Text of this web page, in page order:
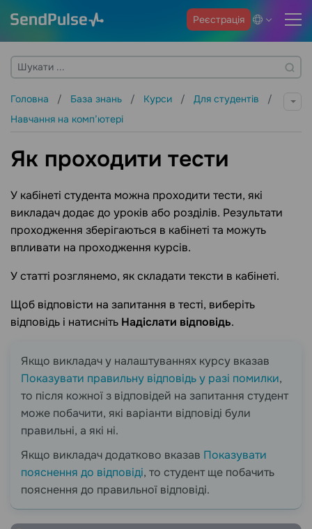
Реєстрація
Головна База знань Курси
Для студентів
Навчання на комп’ютері
Як проходити тести
У кабінеті студента можна проходити тести, які
викладач додає до уроків або розділів. Результати
проходження зберігаються в кабінеті та можуть
впливати на проходження курсів.
У статті розглянемо, як складати тексти в кабінеті.
Щоб відповісти на запитання в тесті, виберіть
відповідь і натисніть Надіслати відповідь.
Якщо викладач у налаштуваннях курсу вказав
Показувати правильну відповідь у разі помилки,
то після кожної з відповідей на запитання студент
може побачити, які варіанти відповіді були
правильні, а які ні.
Якщо викладач додатково вказав Показувати
пояснення до відповіді, то студент ще побачить
пояснення до правильної відповіді.